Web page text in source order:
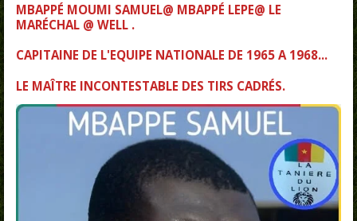
MBAPPÉ MOUMI SAMUEL@ MBAPPÉ LEPE@ LE
MARÉCHAL @ WELL .
CAPITAINE DE L'EQUIPE NATIONALE DE 1965 A 1968...
LE MAÎTRE INCONTESTABLE DES TIRS CADRÉS.